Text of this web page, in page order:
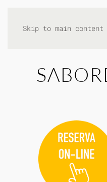
Skip to main content